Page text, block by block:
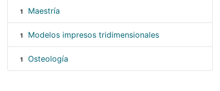
1 Maestría
1 Modelos impresos tridimensionales
1 Osteología